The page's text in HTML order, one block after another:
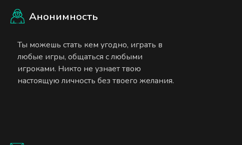
Анонимность
Ты можешь стать кем угодно, играть в
любые игры, общаться с любыми
игроками. Никто не узнает твою
настоящую личность без твоего желания.